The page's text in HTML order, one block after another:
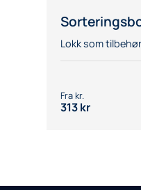
Lokk som
313kr